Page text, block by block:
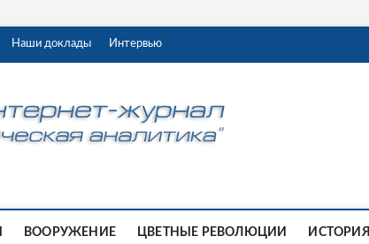
Наши доклады Интервью
ВООРУЖЕНИЕ ЦВЕТНЫЕ РЕВОЛЮЦИИ ИСТОРИЯ